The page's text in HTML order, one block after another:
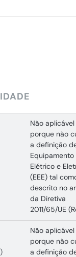
Não aplicável
porque não
a definição
Equipamento
Elétrico e
(EEE) tal
descrito no
da Diretiva
2011/65/UE
Não aplicável
porque não
a definição